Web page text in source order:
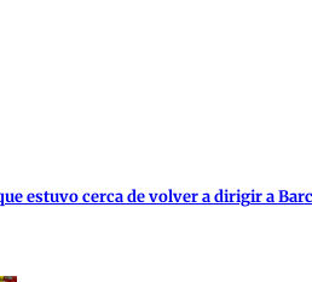
estuvo cerca de volver a dirigir a